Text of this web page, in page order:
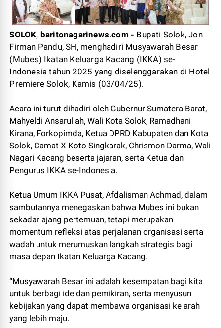
SOLOK, baritonagarinews.com - Bupati Solok, Jon
Firman Pandu, SH, menghadiri Musyawarah Besar
(Mubes) Ikatan Keluarga Kacang (IKKA) se-
Indonesia tahun 2025 yang diselenggarakan di Hotel
Premiere Solok, Kamis (03/04/25).
Acara ini turut dihadiri oleh Gubernur Sumatera Barat,
Mahyeldi Ansarullah, Wali Kota Solok, Ramadhani
Kirana, Forkopimda, Ketua DPRD Kabupaten dan Kota
Solok, Camat X Koto Singkarak, Chrismon Darma, Wali
Nagari Kacang beserta jajaran, serta Ketua dan
Pengurus IKKA se-Indonesia.
Ketua Umum IKKA Pusat, Afdalisman Achmad, dalam
sambutannya menegaskan bahwa Mubes ini bukan
sekadar ajang pertemuan, tetapi merupakan
momentum refleksi atas perjalanan organisasi serta
wadah untuk merumuskan langkah strategis bagi
masa depan Ikatan Keluarga Kacang.
“Musyawarah Besar ini adalah kesempatan bagi kita
untuk berbagi ide dan pemikiran, serta menyusun
kebijakan yang dapat membawa organisasi ke arah
yang lebih maju.